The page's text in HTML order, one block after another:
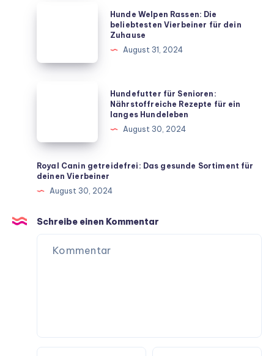
beliebtesten
Hunde Welpen Rassen: Die
beliebtesten Vierbeiner für dein
Zuhause
August 31, 2024
Rezepte
für
ein
langes
Hundefutter für Senioren:
Nährstoffreiche Rezepte für ein
langes Hundeleben
August 30, 2024
Royal Canin getreidefrei: Das gesunde Sortiment für
deinen Vierbeiner
August 30, 2024
Schreibe einen Kommentar